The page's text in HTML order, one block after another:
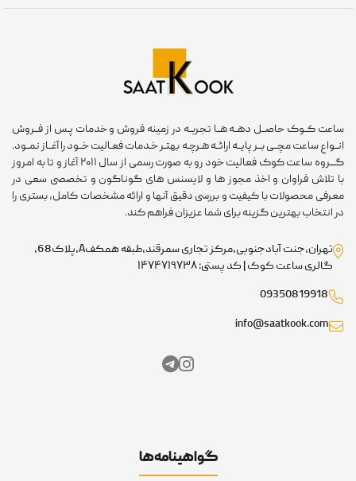
ساعت کــوک حاصــل دهــه هــا تجربــه در زمینه فروش و خدمات پـس از فــروش
انــواع ساعت مچــی بــر پایــه ارائــه هـرچـه بهتـر خـدمات فعـالیت خــود را آغــاز نمــود.
گـــروه ساعت کوک فعالیت خود رو به صورت رسمی از سال ۲۰۱۱ آغاز و تا به امروز
با تلاش فراوان و اخذ مجوز ها و لایسنس های گوناگون و تخصصی سعی در
معرفی محصولات با کیفیت و بررسی دقیق آنها و ارائه مشخصات کامل، بستری را
در انتخاب بهترین گزینه برای شما عزیزان فراهم کند.
تهران،جنت آبادجنوبی،مرکز تجاری سمرقند،طبقه همکفA،پلاک68،
گالری ساعت کوک | کد پستی: ۱۴۷۴۷۱۹۷۳۸
09350819918
info@saatkook.com
گواهینامه‌ها